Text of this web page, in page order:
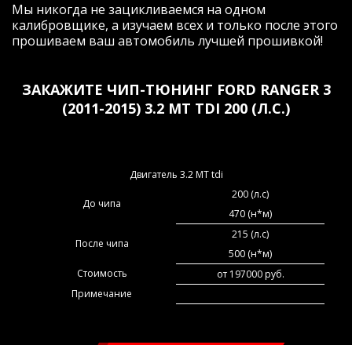
Мы никогда не зацикливаемся на одном
калибровщике, а изучаем всех и только после этого
прошиваем ваш автомобиль лучшей прошивкой!
ЗАКАЖИТЕ ЧИП-ТЮНИНГ FORD RANGER 3
(2011-2015) 3.2 МТ TDI 200 (Л.С.)
Двигатель 3.2 МТ tdi
До чипа
200 (л.с)
470 (н*м)
После чипа
215 (л.с)
500 (н*м)
Стоимость
от 197000 руб.
Примечание